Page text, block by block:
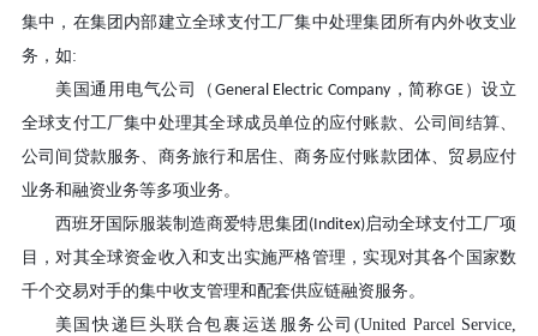
集中，在集团内部建立全球支付工厂集中处理集团所有内外收支业
务，如:
美国通用电气公司（ General Electric Company，简称GE）设立
全球支付工厂集中处理其全球成员单位的应付账款、公司间结算、
公司间贷款服务、商务旅行和居住、商务应付账款团体、贸易应付
业务和融资业务等多项业务。
西班牙国际服装制造商爱特思集团 (Inditex)启动全球支付工厂项
目，对其全球资金收入和支出实施严格管理，实现对其各个国家数
千个交易对手的集中收支管理和配套供应链融资服务。
美国快递巨头联合包裹运送服务公司 (United Parcel Service,